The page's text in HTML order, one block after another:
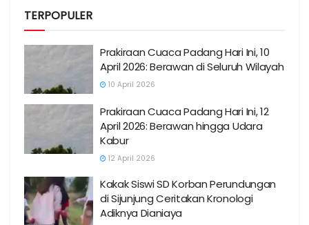
TERPOPULER
Prakiraan Cuaca Padang Hari Ini, 10
April 2026: Berawan di Seluruh Wilayah
10 April 2026
Prakiraan Cuaca Padang Hari Ini, 12
April 2026: Berawan hingga Udara
Kabur
12 April 2026
Kakak Siswi SD Korban Perundungan
di Sijunjung Ceritakan Kronologi
Adiknya Dianiaya